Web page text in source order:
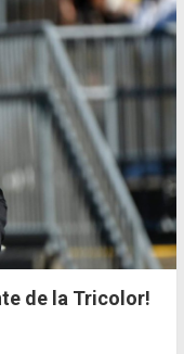
de la Tricolor!